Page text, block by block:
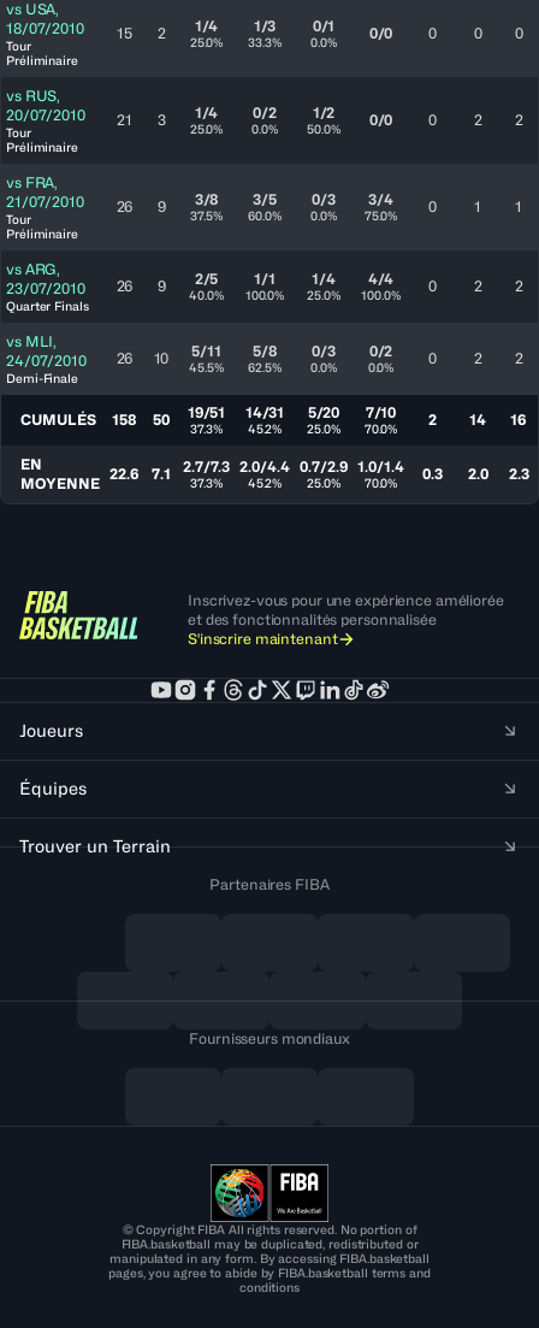
vs USA,
18/07/2010
Tour
Préliminaire
15 2 1/4
25.0%
1/3
33.3%
0/1
0.0% 0/0 0 0 0
vs RUS,
20/07/2010
Tour
Préliminaire
21 3 1/4
25.0%
0/2
0.0%
1/2
50.0% 0/0 0 2 2
vs FRA,
21/07/2010
Tour
Préliminaire
26 9 3/8
37.5%
3/5
60.0%
0/3
0.0%
3/4
75.0% 0 1 1
vs ARG,
23/07/2010
Quarter Finals
26 9 2/5
40.0%
1/1
100.0%
1/4
25.0%
4/4
100.0% 0 2 2
vs MLI,
24/07/2010
Demi-Finale
26 10 5/11
45.5%
5/8
62.5%
0/3
0.0%
0/2
0.0% 0 2 2
CUMULÉS 158 50 19/51
37.3%
14/31
45.2%
5/20
25.0%
7/10
70.0% 2 14 16
EN
MOYENNE
22.6 7.1 2.7/7.3
37.3%
2.0/4.4
45.2%
0.7/2.9
25.0%
1.0/1.4
70.0% 0.3 2.0 2.3
Inscrivez-vous pour une expérience améliorée
et des fonctionnalités personnalisée
S'inscrire maintenant
Joueurs
Équipes
Trouver un Terrain
Partenaires FIBA
Fournisseurs mondiaux
© Copyright FIBA All rights reserved. No portion of
FIBA.basketball may be duplicated, redistributed or
manipulated in any form. By accessing FIBA.basketball
pages, you agree to abide by FIBA.basketball terms and
conditions